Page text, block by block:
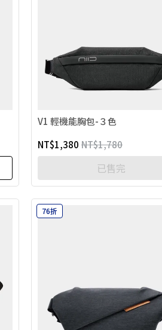
V1 輕機能胸包-３色
NT$1,380 NT$1,780
已售完
76折